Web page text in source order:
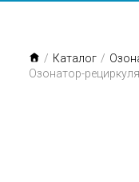
/ Каталог /
Озонатор-